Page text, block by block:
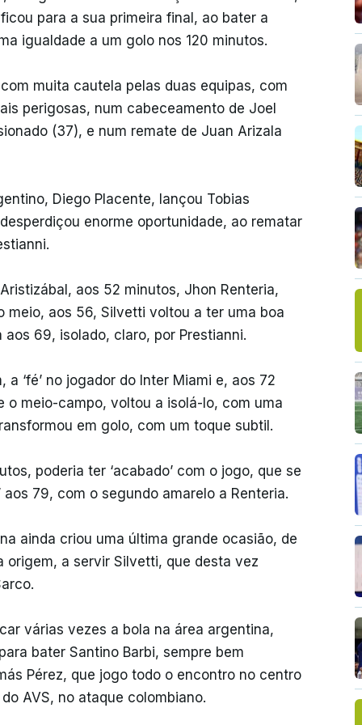
para a sua primeira final, ao bater a
igualdade a um golo nos 120 minutos.
muita cautela pelas duas equipas, com
perigosas, num cabeceamento de Joel
(37), e num remate de Juan Arizala
Diego Placente, lançou Tobias
enorme oportunidade, ao rematar
aos 52 minutos, Jhon Renteria,
meio, aos 56, Silvetti voltou a ter uma boa
69, isolado, claro, por Prestianni.
‘fé’ no jogador do Inter Miami e, aos 72
o meio-campo, voltou a isolá-lo, com uma
em golo, com um toque subtil.
poderia ter ‘acabado’ com o jogo, que se
79, com o segundo amarelo a Renteria.
ainda criou uma última grande ocasião, de
origem, a servir Silvetti, que desta vez
várias vezes a bola na área argentina,
bater Santino Barbi, sempre bem
Pérez, que jogo todo o encontro no centro
AVS, no ataque colombiano.